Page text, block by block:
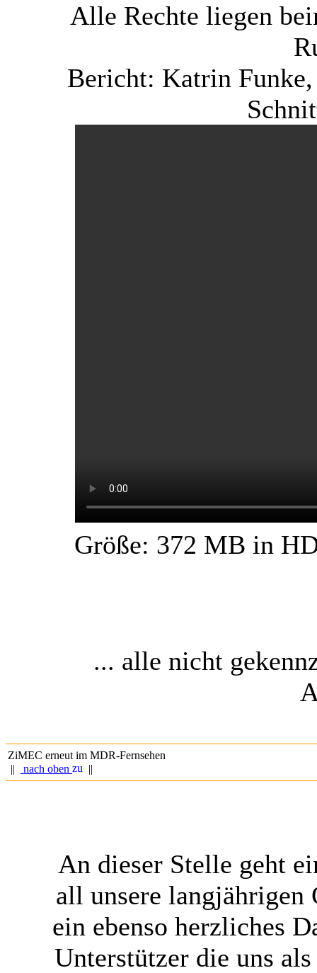
Alle Rechte liegen
Bericht: Katrin Funke,
Größe: 372 MB in
... alle nicht
ZiMEC erneut im MDR-Fernsehen
||
nach oben ||
An dieser Stelle geht
all unsere langjährigen
ein ebenso herzliches
Unterstützer die uns